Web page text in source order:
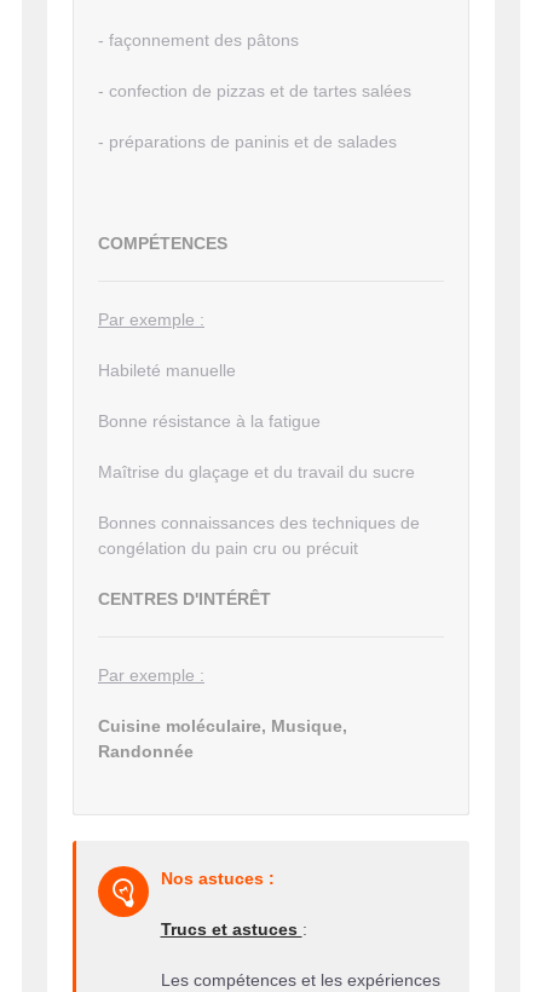
- façonnement des pâtons
- confection de pizzas et de tartes salées
- préparations de paninis et de salades
COMPÉTENCES
Par exemple :
Habileté manuelle
Bonne résistance à la fatigue
Maîtrise du glaçage et du travail du sucre
Bonnes connaissances des techniques de
congélation du pain cru ou précuit
CENTRES D'INTÉRÊT
Par exemple :
Cuisine moléculaire, Musique,
Randonnée
Nos astuces :
Trucs et astuces :
Les compétences et les expériences